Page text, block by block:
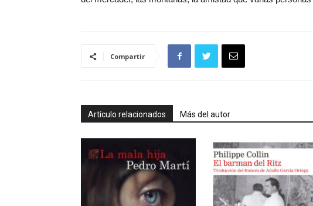
Compartir
Artículo relacionados Más del autor